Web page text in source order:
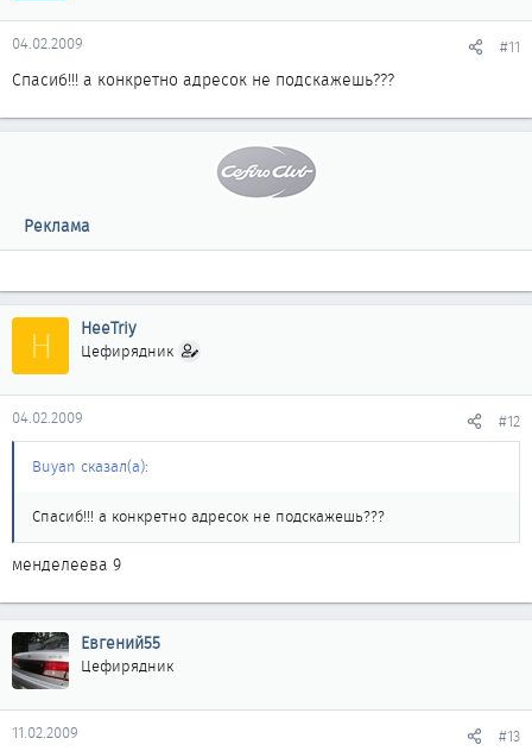
04.02.2009 #11
Спасиб!!! а конкретно адресок не подскажешь???
Реклама
H HeeTriy
Цефирядник
04.02.2009 #12
Buyan сказал(а):
Спасиб!!! а конкретно адресок не подскажешь???
менделеева 9
Евгений55
Цефирядник
11.02.2009 #13